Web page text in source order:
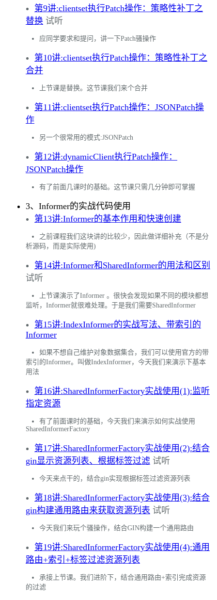
第9讲:clientset执行Patch操作：策略性补丁之
替换 试听
应同学要求和提问，讲一下Patch骚操作
第10讲:clientset执行Patch操作：策略性补丁之
合并
上节课是替换。这节课我们来个合并
第11讲:clientset执行Patch操作：JSONPatch操
作
另一个很常用的模式:JSONPatch
第12讲:dynamicClient执行Patch操作：
JSONPatch操作
有了前面几课时的基础。这节课只需几分钟即可掌握
3、Informer的实战代码使用
第13讲:Informer的基本作用和快速创建
之前课程我们这块讲的比较少，因此做详细补充（不是分
析源码，而是实际使用)
第14讲:Informer和SharedInformer的用法和区别
试听
上节课演示了Informer 。很快会发现如果不同的模块都想
监听，Informer就很难处理。于是我们需要SharedInformer
第15讲:IndexInformer的实战写法、带索引的
Informer
如果不想自己维护对象数据集合，我们可以使用官方的带
索引的Informer。叫做IndexInformer，今天我们来演示下基本
用法
第16讲:SharedInformerFactory实战使用(1):监听
指定资源
有了前面课时的基础，今天我们来演示如何实战使用
SharedInformerFactory
第17讲:SharedInformerFactory实战使用(2):结合
gin显示资源列表、根据标签过滤 试听
今天来点干的，结合gin实现根据标签过滤资源列表
第18讲:SharedInformerFactory实战使用(3):结合
gin构建通用路由来获取资源列表 试听
今天我们来玩个骚操作，结合GIN构建一个通用路由
第19讲:SharedInformerFactory实战使用(4):通用
路由+索引+标签过滤资源列表
承接上节课。我们进阶下，结合通用路由+索引完成资源
的过滤